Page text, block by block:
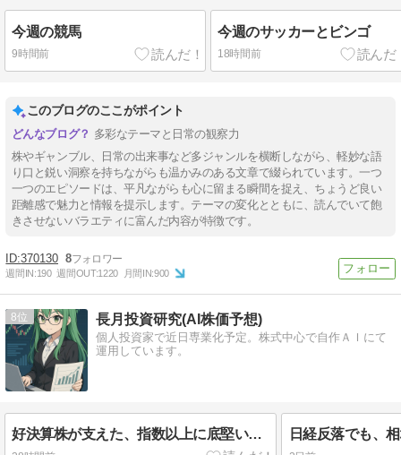
今週の競馬
9時間前
今週のサッカーとビンゴ
18時間前
このブログのここがポイント
多彩なテーマと日常の観察力
株やギャンブル、日常の出来事など多ジャンルを横断しながら、軽妙な語
り口と鋭い洞察を持ちながらも温かみのある文章で綴られています。一つ
一つのエピソードは、平凡ながらも心に留まる瞬間を捉え、ちょうど良い
距離感で魅力と情報を提示します。テーマの変化とともに、読んでいて飽
きさせないバラエティに富んだ内容が特徴です。
370130 8
週間IN:190 週間OUT:1220 月間IN:900
8 長月投資研究(AI株価予想)
個人投資家で近日専業化予定。株式中心で自作ＡＩにて
運用しています。
好決算株が支えた、指数以上に底堅い相場（今日の相場 R08.08.06）